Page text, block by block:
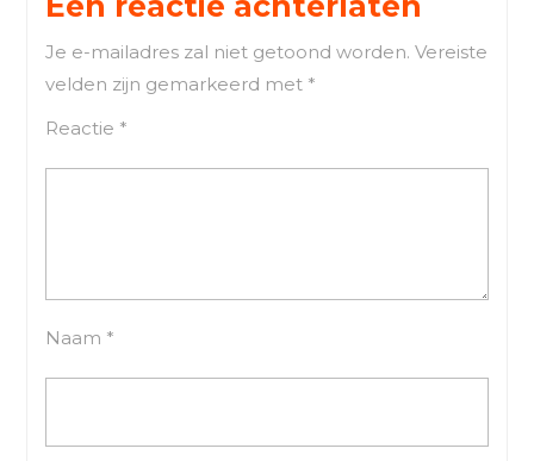
Je e-mailadres zal niet getoond worden. Vereiste
velden zijn gemarkeerd met *
Reactie *
Naam *